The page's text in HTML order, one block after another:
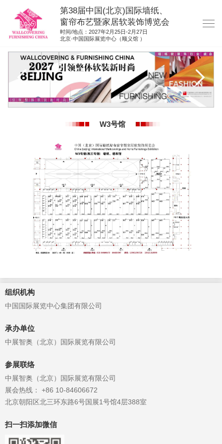
第38届中国(北京)国际墙纸、
窗帘布艺暨家居软装饰博览会
时间/地点：2027年2月25日-2月27日
北京·中国国际展览中心（顺义馆 ）
网站首页
展商服务
集团展会
参展联络
W3号馆
组织机构
中国国际展览中心集团有限公司
承办单位
中展智奥（北京）国际展览有限公司
参展联络
中展智奥（北京）国际展览有限公司
展会热线： +86 10-84606672
北京朝阳区北三环东路6号国展1号馆4层388室
扫一扫添加微信